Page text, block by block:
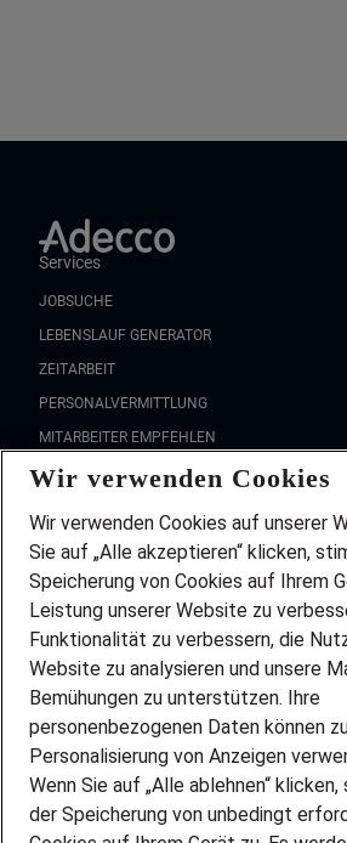
Services
JOBSUCHE
LEBENSLAUF GENERATOR
ZEITARBEIT
PERSONALVERMITTLUNG
MITARBEITER EMPFEHLEN
FAQ
Wir stellen ein!
DEINE BERUFSGRUPPE
DEINE LEBENSSITUATION
PARTNERSHIP WITH AIRBUS
INITIATIV BEWERBEN
ÜBER UNS
STANDORTE
BLOG
PRESSE
Wir verwenden Cookies
Wir verwenden Cookies auf unserer
Sie auf „Alle akzeptieren“ klicken,
Speicherung von Cookies auf Ihrem
Leistung unserer Website zu
Funktionalität zu verbessern, die
Website zu analysieren und unsere
Bemühungen zu unterstützen. Ihre
personenbezogenen Daten können
Personalisierung von Anzeigen
Wenn Sie auf „Alle ablehnen“
der Speicherung von unbedingt